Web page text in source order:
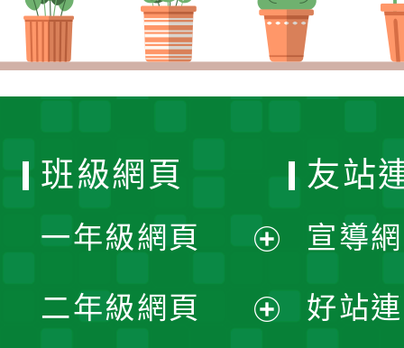
班級網頁
一年級網頁
開
二年級網頁
友站
宣導
好站